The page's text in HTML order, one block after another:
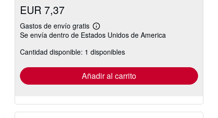
EUR 7,37
Gastos de envío gratis
Más
información
las
tarifas
envío
Se envía dentro de Estados Unidos de America
Cantidad disponible: 1 disponibles
Añadir al carrito